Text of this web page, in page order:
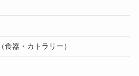
食器・カトラリー）